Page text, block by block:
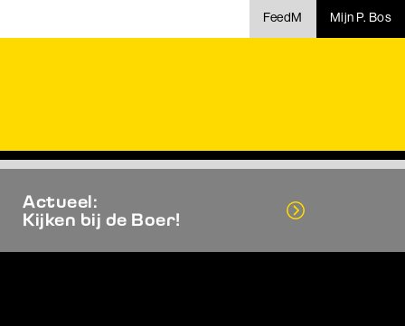
FeedM Mijn P. Bos
Actueel:
Kijken bij de Boer!